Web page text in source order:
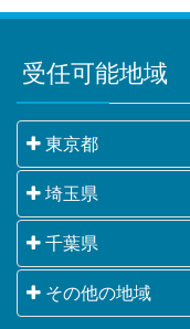
受任可能地域
東京都
千代田区・中央区
墨田区・江東区・
区・渋谷区・中野
区・板橋区・練馬
王子市・立川市・
埼玉県
さいたま市・川越
市・所沢市・飯能
日部市・狭山市・
千葉県
千葉市・銚子市・
市・松戸市・野田
その他の地域